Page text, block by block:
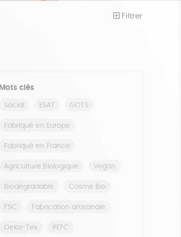
Filtrer
Mots clés
Social ESAT GOTS
Fabriqué en Europe
Fabriqué en France
Agriculture Biologique Vegan
Biodégradable Cosme Bio
FSC Fabrication artisanale
Oeko-Tex PEFC